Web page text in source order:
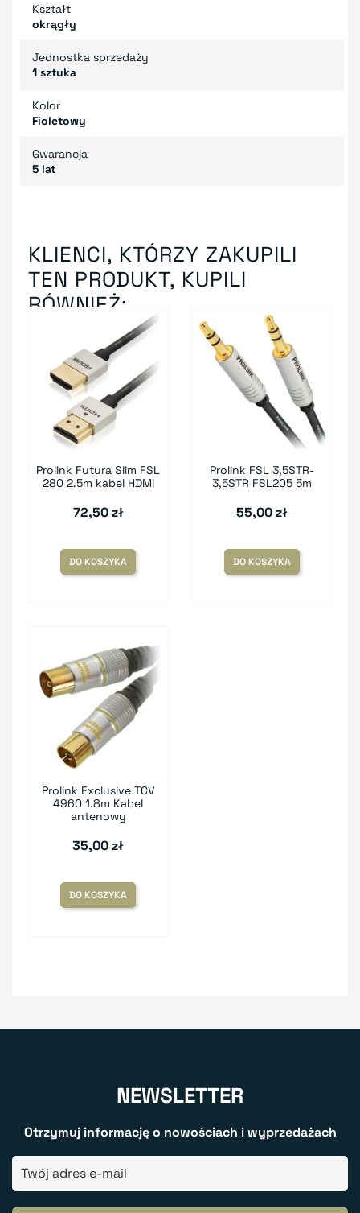
Kształt
okrągły
Jednostka sprzedaży
1 sztuka
Kolor
Fioletowy
Gwarancja
5 lat
KLIENCI, KTÓRZY ZAKUPILI
TEN PRODUKT, KUPILI
RÓWNIEŻ:
Prolink Futura Slim FSL
280 2.5m kabel HDMI
72,50 zł
DO KOSZYKA
Prolink FSL 3,5STR-
3,5STR FSL205 5m
55,00 zł
DO KOSZYKA
Prolink Exclusive TCV
4960 1.8m Kabel
antenowy
35,00 zł
DO KOSZYKA
NEWSLETTER
Otrzymuj informację o nowościach i wyprzedażach